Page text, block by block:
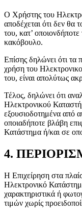
Ο Χρήστης του
αποδέχεται ότι δεν θα
του, κατ’
κακόβουλο.
Επίσης δηλώνει ότι τα
χρήση του
του, είναι απολύτως
Τέλος, δηλώνει ότι
Ηλεκτρονικού
εξουσιοδοτημένα από
οποιαδήποτε βλάβη
Κατάστημα ή/και σε
4.
Η Επιχείρηση στα
Ηλεκτρονικό
χαρακτηριστικά ή
τιμών χωρίς